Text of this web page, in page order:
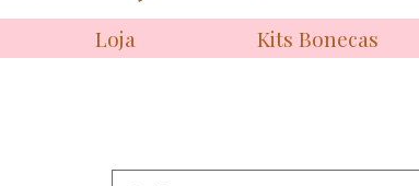
Loja Kits Bonecas